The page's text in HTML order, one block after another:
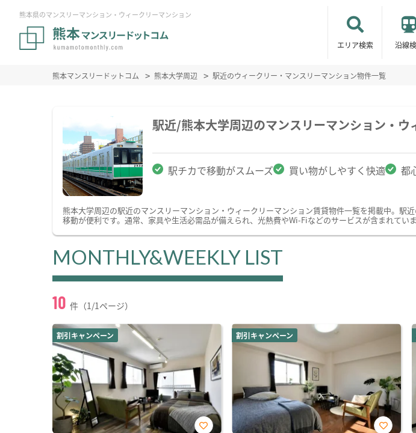
熊本県のマンスリーマンション・ウィークリーマンション
エリア検索 沿線
熊本マンスリードットコム 熊本大学周辺 駅近のウィークリー・マンスリーマンション物件一覧
駅近/熊本大学周辺のマンスリーマンション・ウ
駅チカで移動がスムーズ 買い物がしやすく快適 都
熊本大学周辺の駅近のマンスリーマンション・ウィークリーマンション賃貸物件一覧を掲載中。駅
移動が便利です。通常、家具や生活必需品が備えられ、光熱費やWi-Fiなどのサービスが含まれてい
MONTHLY&WEEKLY LIST
10 件（1/1ページ）
割引キャンペーン 割引キャンペーン